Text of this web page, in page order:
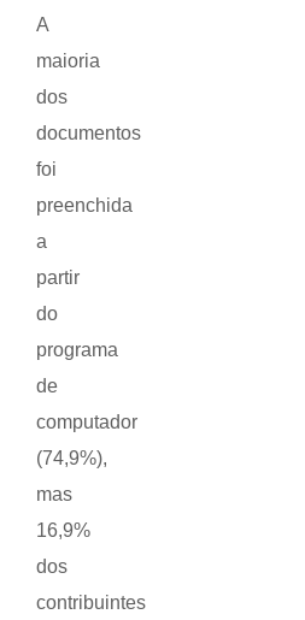
A
maioria
dos
documentos
foi
preenchida
a
partir
do
programa
de
computador
(74,9%),
mas
16,9%
dos
contribuintes